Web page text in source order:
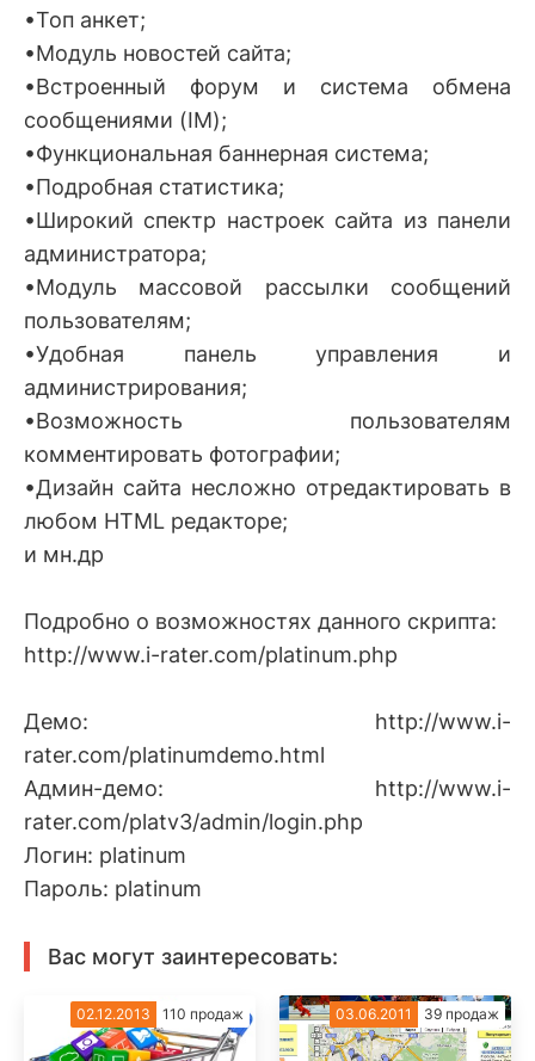
•Топ анкет;
•Модуль новостей сайта;
•Встроенный форум и система обмена
сообщениями (IM);
•Функциональная баннерная система;
•Подробная статистика;
•Широкий спектр настроек сайта из панели
администратора;
•Модуль массовой рассылки сообщений
пользователям;
•Удобная панель управления и
администрирования;
•Возможность пользователям
комментировать фотографии;
•Дизайн сайта несложно отредактировать в
любом HTML редакторе;
и мн.др
Подробно о возможностях данного скрипта:
http://www.i-rater.com/platinum.php
Демо: http://www.i-
rater.com/platinumdemo.html
Админ-демо: http://www.i-
rater.com/platv3/admin/login.php
Логин: platinum
Пароль: platinum
Вас могут заинтересовать:
02.12.2013 110 продаж 03.06.2011 39 продаж